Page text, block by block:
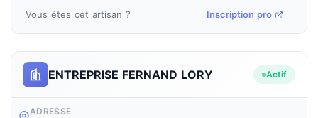
Vous êtes cet artisan ? Inscription pro
ENTREPRISE FERNAND LORY Actif
ADRESSE